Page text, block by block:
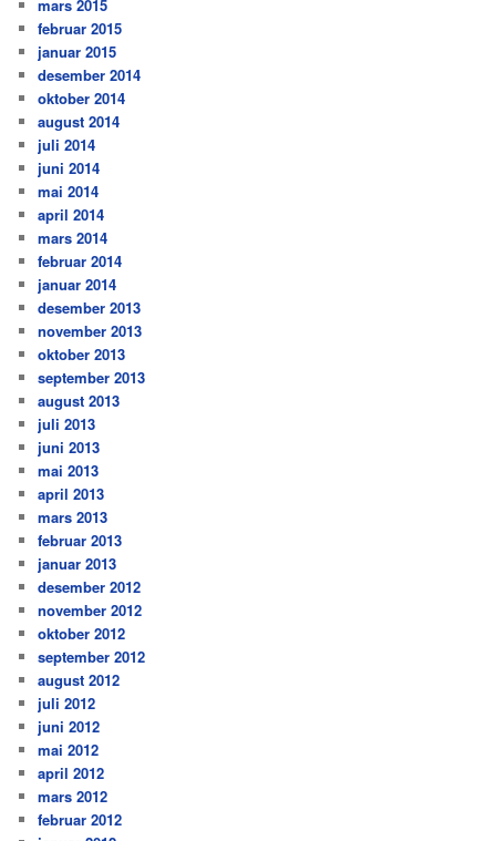
mars 2015
februar 2015
januar 2015
desember 2014
oktober 2014
august 2014
juli 2014
juni 2014
mai 2014
april 2014
mars 2014
februar 2014
januar 2014
desember 2013
november 2013
oktober 2013
september 2013
august 2013
juli 2013
juni 2013
mai 2013
april 2013
mars 2013
februar 2013
januar 2013
desember 2012
november 2012
oktober 2012
september 2012
august 2012
juli 2012
juni 2012
mai 2012
april 2012
mars 2012
februar 2012